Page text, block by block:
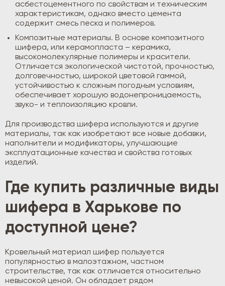
асбестоцементного по свойствам и техническим
характеристикам, однако вместо цемента
содержит смесь песка и полимеров.
Композитные материалы. В основе композитного
шифера, или керамопласта – керамика,
высокомолекулярные полимеры и красители.
Отличается экологической чистотой, прочностью,
долговечностью, широкой цветовой гаммой,
устойчивостью к сложным погодным условиям,
обеспечивает хорошую водонепроницаемость,
звуко- и теплоизоляцию кровли.
Для производства шифера используются и другие
материалы, так как изобретают все новые добавки,
наполнители и модификаторы, улучшающие
эксплуатационные качества и свойства готовых
изделий.
Где купить различные виды
шифера в Харькове по
доступной цене?
Кровельный материал шифер пользуется
популярностью в малоэтажном, частном
строительстве, так как отличается относительно
невысокой ценой. Он обладает рядом